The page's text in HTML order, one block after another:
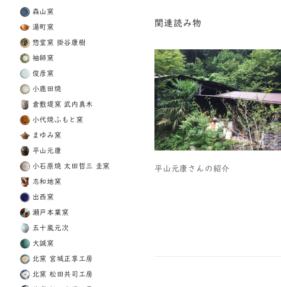
森山窯
湯町窯
惣堂窯 掛谷康樹
袖師窯
俊彦窯
小鹿田焼
倉敷堤窯 武内真木
小代焼ふもと窯
まゆみ窯
平山元康
小石原焼 太田哲三 圭窯
志和地窯
出西窯
瀬戸本業窯
五十嵐元次
大誠窯
北窯 宮城正享工房
北窯 松田共司工房
関連読み物
平山元康さんの紹介